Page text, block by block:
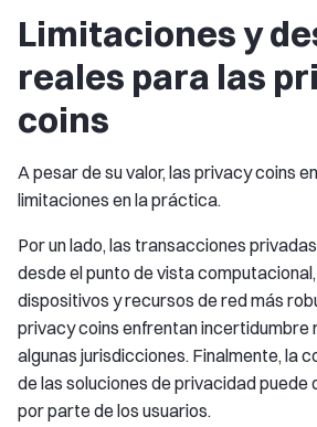
Limitaciones y
reales para las
coins
A pesar de su valor, las privacy coins
limitaciones en la práctica.
Por un lado, las transacciones
desde el punto de vista
dispositivos y recursos de red más
privacy coins enfrentan incertidumbre
algunas jurisdicciones. Finalmente, la
de las soluciones de privacidad
por parte de los usuarios.